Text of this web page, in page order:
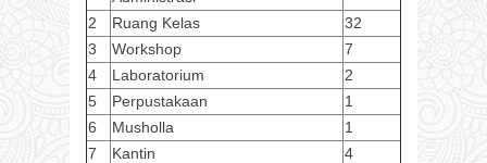
2
Ruang Kelas
32
3
Workshop
7
4
Laboratorium
2
5
Perpustakaan
1
6
Musholla
1
7
Kantin
4